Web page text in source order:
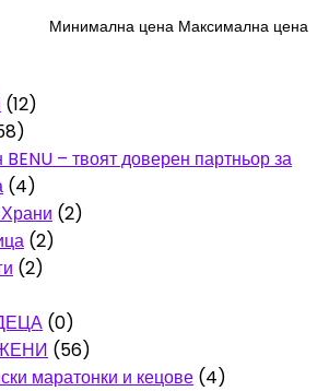
Минимална цена Максимална цена
(12)
– твоят доверен партньор за
(4)
(2)
(2)
(2)
(0)
(56)
маратонки и кецове (4)